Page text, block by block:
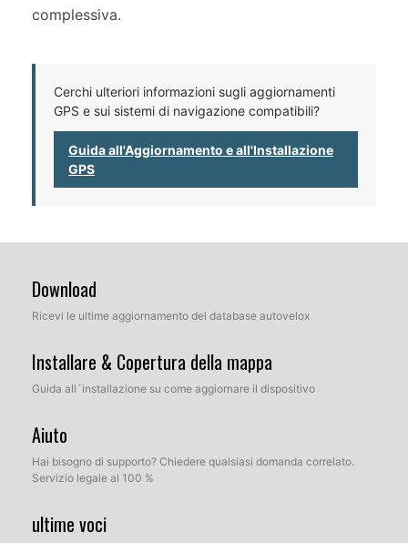
complessiva.
Cerchi ulteriori informazioni sugli aggiornamenti
GPS e sui sistemi di navigazione compatibili?
Guida all'Aggiornamento e all'Installazione
GPS
Download
Ricevi le ultime aggiornamento del database autovelox
Installare & Copertura della mappa
Guida all´installazione su come aggiornare il dispositivo
Aiuto
Hai bisogno di supporto? Chiedere qualsiasi domanda correlato.
Servizio legale al 100 %
ultime voci